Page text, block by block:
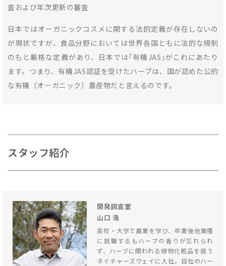
査および年次更新の審査
日本ではオーガニックコスメに関する法的定義が存在しないの
が現状ですが、食品分野においては世界各国ともに法的な規制
のもと厳格な定義があり、日本では｢有機JAS｣がこれにあたり
ます。つまり、有機JAS認証を受けたハーブは、国が認めた公的
な有機（オーガニック）農産物だと言えるのです。
スタッフ紹介
開発調査室
山口 浩
高校・大学で農業を学び、卒業後他業種
に就職するもハーブの香りが忘れられ
ず、ハーブに関われる植物化粧品を扱う
ネイチャーズウェイに入社。自社のハー